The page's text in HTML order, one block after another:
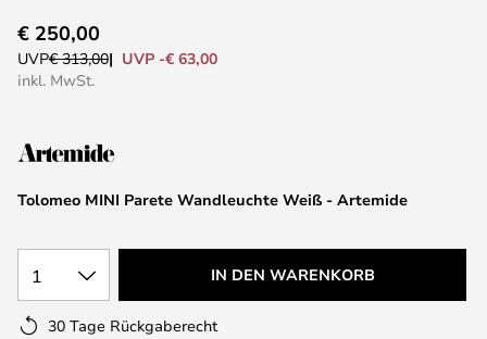
Anfang
der
Tolomeo MINI Parete Wandleuchte Weiß - Artemide
€ 250,00
UVP€ 313,00
UVP -€ 63,00
inkl. MwSt.
1 IN DEN WARENKORB
30 Tage Rückgaberecht